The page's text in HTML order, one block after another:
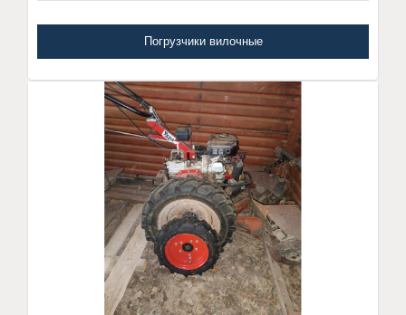
Погрузчики вилочные